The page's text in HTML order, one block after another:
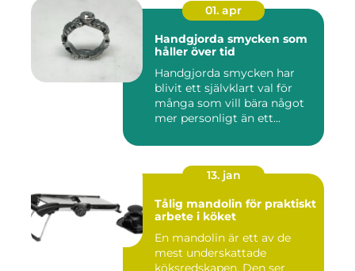
01. apr
Handgjorda smycken som
håller över tid
Handgjorda smycken har
blivit ett självklart val för
många som vill bära något
mer personligt än ett...
13. jan
Tålig mandolin för praktiskt
arbete i köket
En mandolin är ett av de
mest underskattade
köksredskapen. Den ser